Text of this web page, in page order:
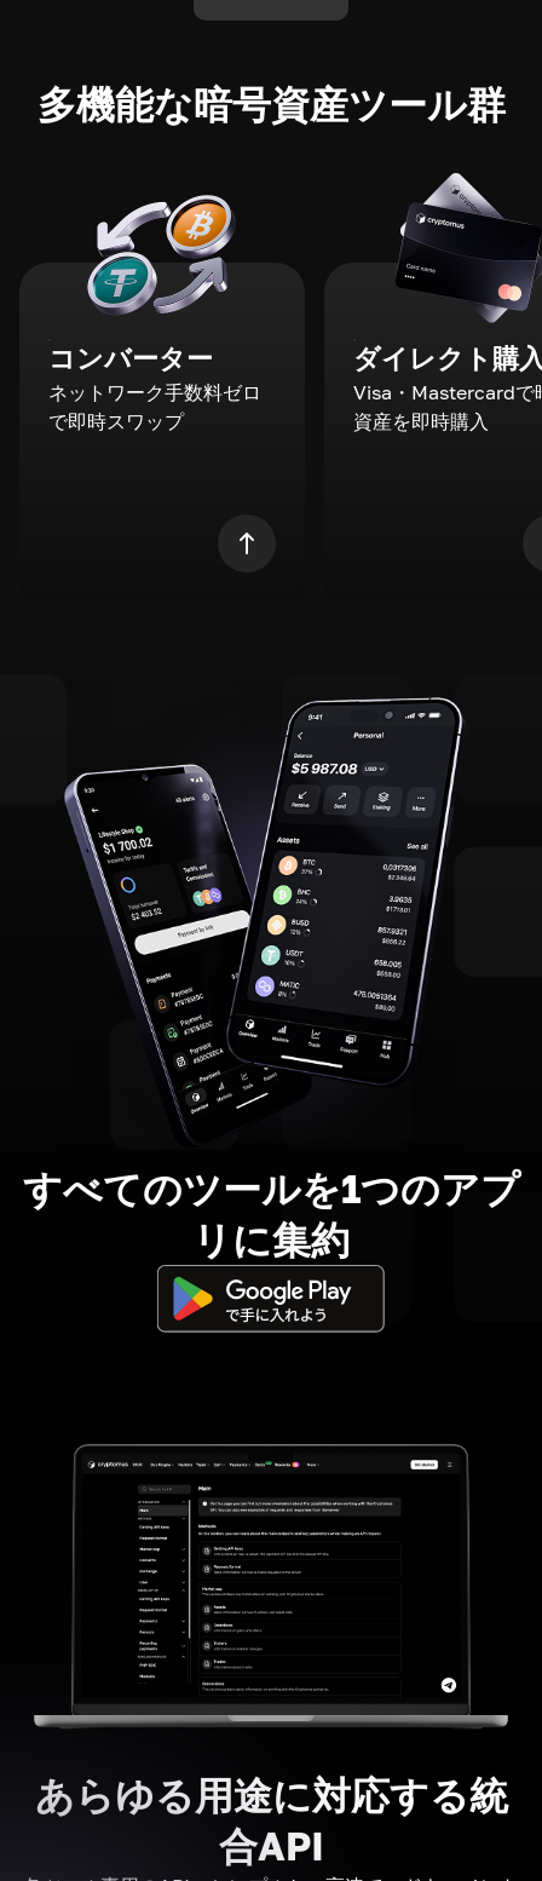
多機能な暗号資産ツール群
コンバーター
ネットワーク手数料ゼロ
で即時スワップ
ダイレクト購
Visa・Mastercardで
資産を即時購入
すべてのツールを1つのアプ
リに集約
あらゆる用途に対応する統
合API